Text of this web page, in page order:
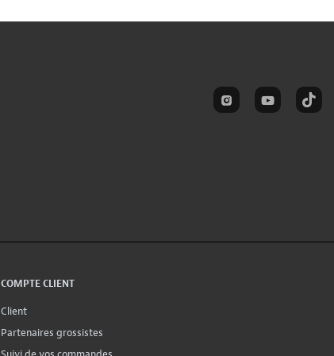
COMPTE CLIENT
Client
Partenaires grossistes